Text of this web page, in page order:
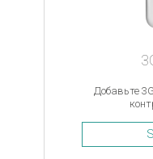
Добавьте